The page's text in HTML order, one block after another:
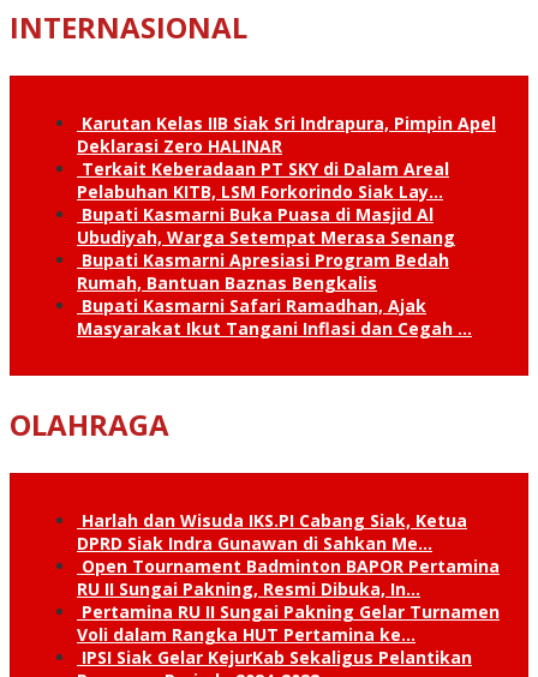
INTERNASIONAL
Karutan Kelas IIB Siak Sri Indrapura, Pimpin Apel
Deklarasi Zero HALINAR
Terkait Keberadaan PT SKY di Dalam Areal
Pelabuhan KITB, LSM Forkorindo Siak Lay…
Bupati Kasmarni Buka Puasa di Masjid Al
Ubudiyah, Warga Setempat Merasa Senang
Bupati Kasmarni Apresiasi Program Bedah
Rumah, Bantuan Baznas Bengkalis
Bupati Kasmarni Safari Ramadhan, Ajak
Masyarakat Ikut Tangani Inflasi dan Cegah …
OLAHRAGA
Harlah dan Wisuda IKS.PI Cabang Siak, Ketua
DPRD Siak Indra Gunawan di Sahkan Me…
Open Tournament Badminton BAPOR Pertamina
RU II Sungai Pakning, Resmi Dibuka, In…
Pertamina RU II Sungai Pakning Gelar Turnamen
Voli dalam Rangka HUT Pertamina ke…
IPSI Siak Gelar KejurKab Sekaligus Pelantikan